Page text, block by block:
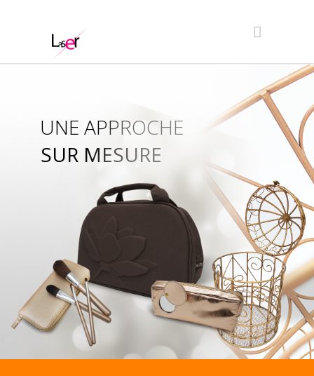
SUR MESURE
UNE APPROCHE